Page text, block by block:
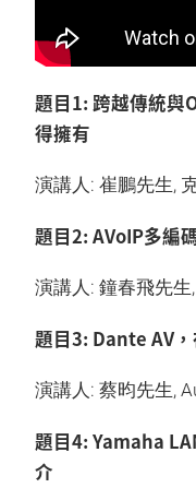
題目1: 跨越傳統與
得擁有
演講人: 崔鵬先生,
題目2: AVoIP多編
演講人: 鐘春飛先生
題目3: Dante AV
演講人: 蔡昀先生,
題目4: Yamaha
介